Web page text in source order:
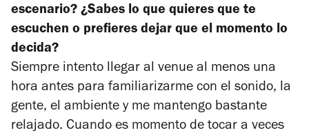
escenario? ¿Sabes lo que quieres que te
escuchen o prefieres dejar que el momento lo
decida?
Siempre intento llegar al venue al menos una
hora antes para familiarizarme con el sonido, la
gente, el ambiente y me mantengo bastante
relajado. Cuando es momento de tocar a veces